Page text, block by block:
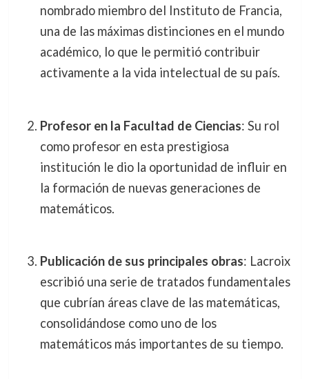
nombrado miembro del Instituto de Francia,
una de las máximas distinciones en el mundo
académico, lo que le permitió contribuir
activamente a la vida intelectual de su país.
Profesor en la Facultad de Ciencias: Su rol
como profesor en esta prestigiosa
institución le dio la oportunidad de influir en
la formación de nuevas generaciones de
matemáticos.
Publicación de sus principales obras: Lacroix
escribió una serie de tratados fundamentales
que cubrían áreas clave de las matemáticas,
consolidándose como uno de los
matemáticos más importantes de su tiempo.